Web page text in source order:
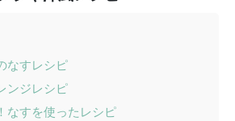
なすレシピ
ンジレシピ
なすを使ったレシピ